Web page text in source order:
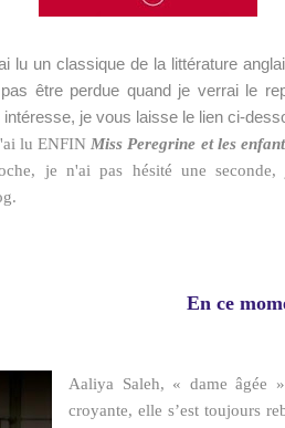
lu un classique de la littérature
être perdue quand je verrai le
je vous laisse le lien ci-
lu ENFIN Miss Peregrine et les
je n'ai pas hésité une
En ce
Aaliya Saleh, « dame âgée
croyante, elle s’est toujours